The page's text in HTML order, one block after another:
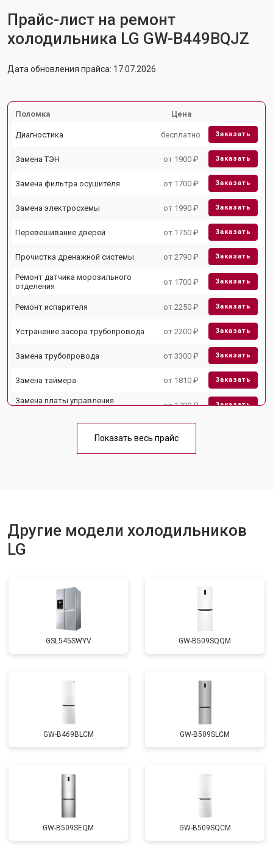
Прайс-лист на ремонт
холодильника LG GW-B449BQJZ
Дата обновления прайса: 17.07.2026
Поломка Цена
Диагностика бесплатно Заказать
Замена ТЭН от 1900 ₽ Заказать
Замена фильтра осушителя от 1700 ₽ Заказать
Замена электросхемы от 1990 ₽ Заказать
Перевешивание дверей от 1750 ₽ Заказать
Прочистка дренажной системы от 2790 ₽ Заказать
Ремонт датчика морозильного
отделения
от 1700 ₽ Заказать
Ремонт испарителя от 2250 ₽ Заказать
Устранение засора трубопровода от 2200 ₽ Заказать
Замена трубопровода от 3300 ₽ Заказать
Замена таймера от 1810 ₽ Заказать
Замена платы управления
от 1700 ₽ Заказать
Ремонт/замена датчика
Замена термостата от 1700 ₽
Замена нагревателя испарителя от 2550 ₽ Заказать
Замена нагревателя оттайки
Устранение утечки хладагента
Показать весь прайс
Другие модели холодильников
LG
GSL545SWYV GW-B509SQQM
GW-B469BLCM GW-B509SLCM
GW-B509SEQM GW-B509SQCM